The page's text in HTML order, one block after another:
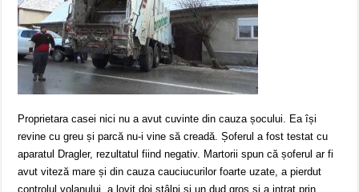
Proprietara casei nici nu a avut cuvinte din cauza șocului. Ea își
revine cu greu și parcă nu-i vine să creadă. Șoferul a fost testat cu
aparatul Dragler, rezultatul fiind negativ. Martorii spun că șoferul ar fi
avut viteză mare și din cauza cauciucurilor foarte uzate, a pierdut
controlul volanului, a lovit doi stâlpi și un dud gros si a intrat prin